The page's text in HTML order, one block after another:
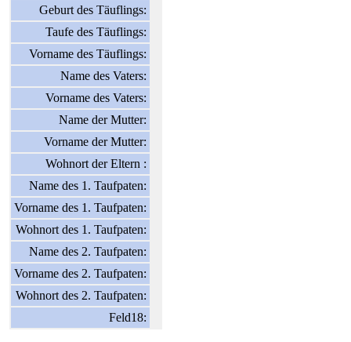
Geburt des Täuflings:
Taufe des Täuflings:
Vorname des Täuflings:
Name des Vaters:
Vorname des Vaters:
Name der Mutter:
Vorname der Mutter:
Wohnort der Eltern :
Name des 1. Taufpaten:
Vorname des 1. Taufpaten:
Wohnort des 1. Taufpaten:
Name des 2. Taufpaten:
Vorname des 2. Taufpaten:
Wohnort des 2. Taufpaten:
Feld18: